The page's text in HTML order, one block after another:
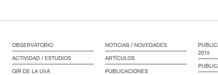
OBSERVATORIO
ACTIVIDAD / ESTUDIOS
GIR DE LA UVA
NOTICIAS / NOVEDADES
ARTÍCULOS
PUBLICACIONES
2015